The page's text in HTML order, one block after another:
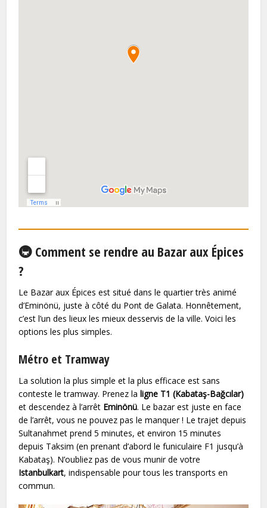
🚇 Comment se rendre au Bazar aux Épices
?
Le Bazar aux Épices est situé dans le quartier très animé
d’Eminönü, juste à côté du Pont de Galata. Honnêtement,
c’est l’un des lieux les mieux desservis de la ville. Voici les
options les plus simples.
Métro et Tramway
La solution la plus simple et la plus efficace est sans
conteste le tramway. Prenez laligne T1 (Kabataş-Bağcılar)
et descendez à l’arrêt Eminönü. Le bazar est juste en face
de l’arrêt, vous ne pouvez pas le manquer ! Le trajet depuis
Sultanahmet prend 5 minutes, et environ 15 minutes
depuis Taksim (en prenant d’abord le funiculaire F1 jusqu’à
Kabataş). N’oubliez pas de vous munir de votre
Istanbulkart, indispensable pour tous les transports en
commun.